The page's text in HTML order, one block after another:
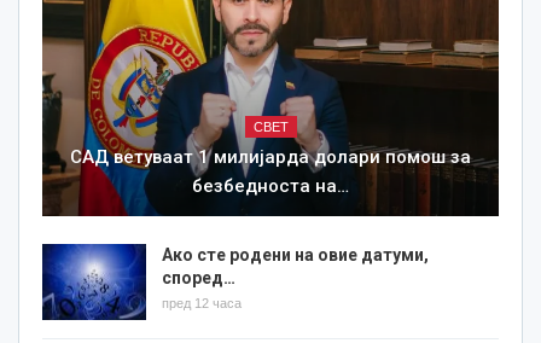
СВЕТ
САД ветуваат 1 милијарда долари помош за
безбедноста на…
Ако сте родени на овие датуми,
според…
пред 12 часа